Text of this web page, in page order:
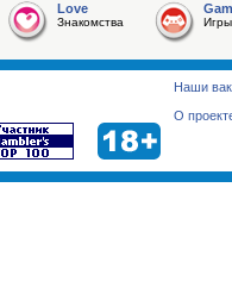
Love
Знакомства Игры
Наши
О